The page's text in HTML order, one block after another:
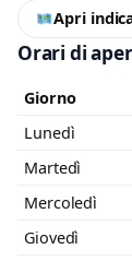
Apri
Orari di
Giorno
Lunedì
Martedì
Mercoledì
Giovedì
Minimo 20